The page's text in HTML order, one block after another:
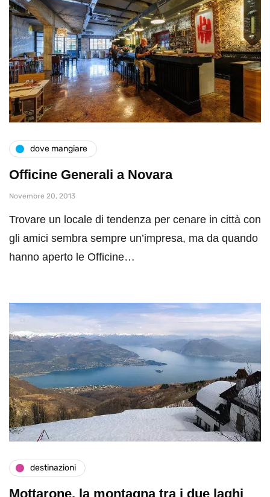
dove mangiare
Officine Generali a Novara
Novembre 20, 2013
Trovare un locale di tendenza per cenare in città con
gli amici sembra sempre un’impresa, ma da quando
hanno aperto le Officine…
destinazioni
Mottarone, la montagna tra i due laghi